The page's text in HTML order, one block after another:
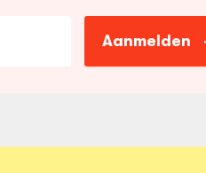
Aanmelden